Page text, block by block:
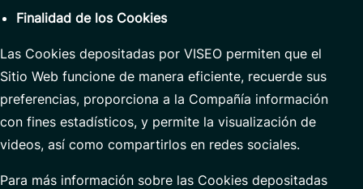
Finalidad de los Cookies
Las Cookies depositadas por VISEO permiten que el
Sitio Web funcione de manera eficiente, recuerde sus
preferencias, proporciona a la Compañía información
con fines estadísticos, y permite la visualización de
videos, así como compartirlos en redes sociales.
Para más información sobre las Cookies depositadas